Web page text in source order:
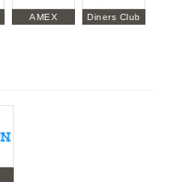
AMEX Diners Club